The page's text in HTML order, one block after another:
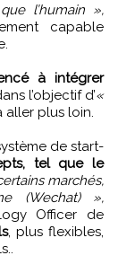
l’humain »,
capable
à intégrer
l’objectif d’«
aller plus loin.
de start-
tel que le
marchés,
(Wechat) »,
Officer de
, plus flexibles,